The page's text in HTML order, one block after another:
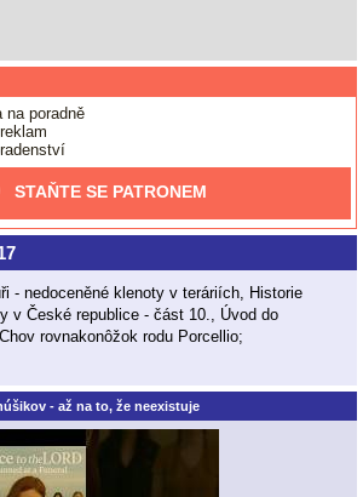
na poradně
STAŇTE SE PATRONEM
- nedoceněné klenoty v teráriích, Historie
v České republice - část 10., Úvod do
rovnakonôžok rodu Porcellio;
- až na to, že neexistuje